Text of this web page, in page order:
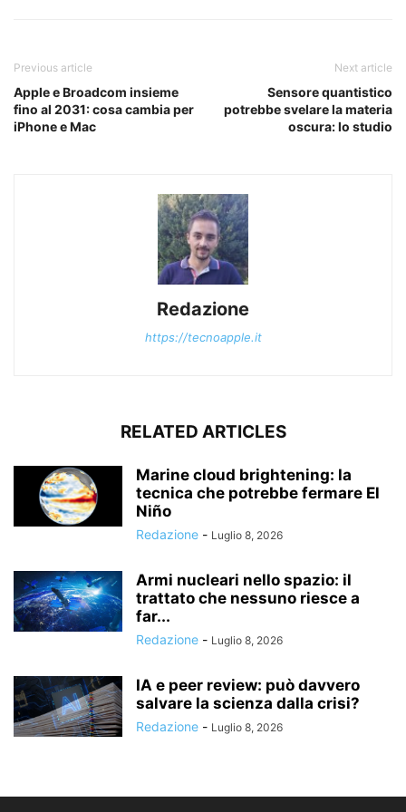
Previous article
Apple e Broadcom insieme
fino al 2031: cosa cambia per
iPhone e Mac
Next article
Sensore quantistico
potrebbe svelare la materia
oscura: lo studio
Redazione
https://tecnoapple.it
RELATED ARTICLES
Marine cloud brightening: la
tecnica che potrebbe fermare El
Niño
Redazione - Luglio 8, 2026
Armi nucleari nello spazio: il
trattato che nessuno riesce a
far...
Redazione - Luglio 8, 2026
IA e peer review: può davvero
salvare la scienza dalla crisi?
Redazione - Luglio 8, 2026